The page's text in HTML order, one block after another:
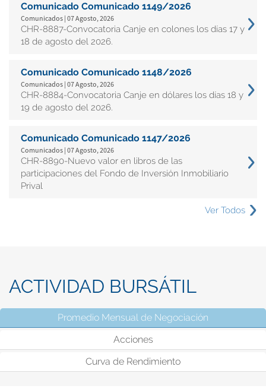
Comunicado Comunicado 1149/2026
Comunicados | 07 Agosto, 2026
CHR-8887-Convocatoria Canje en colones los días 17 y
18 de agosto del 2026.
Comunicado Comunicado 1148/2026
Comunicados | 07 Agosto, 2026
CHR-8884-Convocatoria Canje en dólares los días 18 y
19 de agosto del 2026.
Comunicado Comunicado 1147/2026
Comunicados | 07 Agosto, 2026
CHR-8890-Nuevo valor en libros de las
participaciones del Fondo de Inversión Inmobiliario
Prival
Ver Todos
ACTIVIDAD BURSÁTIL
Promedio Mensual de Negociación
Acciones
Curva de Rendimiento